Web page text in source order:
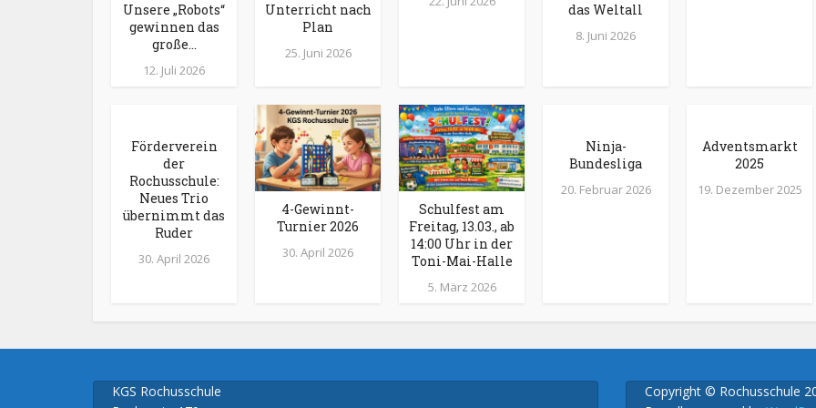
Unsere „Robots“
gewinnen das
große...
12. Juli 2026
Unterricht nach
Plan
25. Juni 2026
das Weltall
8. Juni 2026
Förderverein
der
Rochusschule:
Neues Trio
übernimmt das
Ruder
30. April 2026
4-Gewinnt-
Turnier 2026
30. April 2026
Schulfest am
Freitag, 13.03., ab
14:00 Uhr in der
Toni-Mai-Halle
5. März 2026
Ninja-
Bundesliga
20. Februar 2026
Adventsmarkt
2025
19. Dezember 2025
KGS Rochusschule
Copyright © Rochusschule